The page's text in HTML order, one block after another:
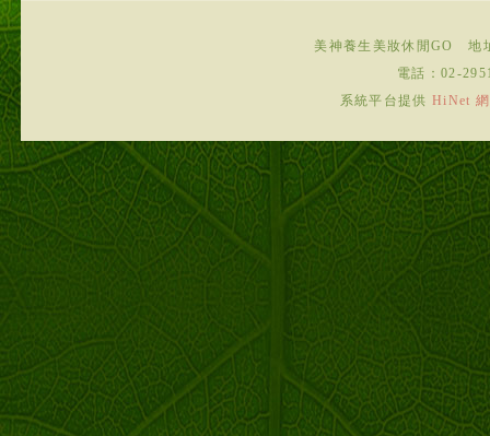
美神養生美妝休閒GO
地
電話： 02-
系統平台提供HiNet